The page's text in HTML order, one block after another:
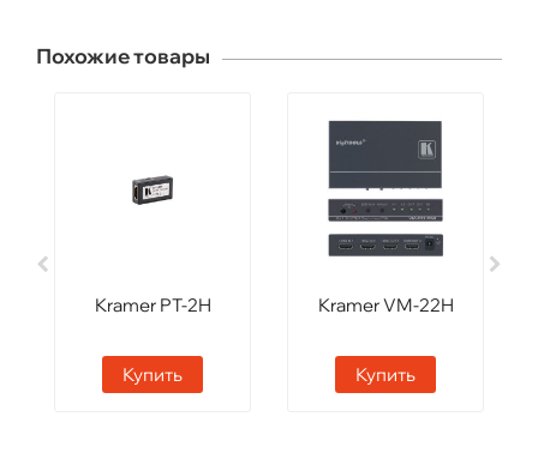
Похожие товары
Kramer PT-2H
Купить
Kramer VM-22H
Купить